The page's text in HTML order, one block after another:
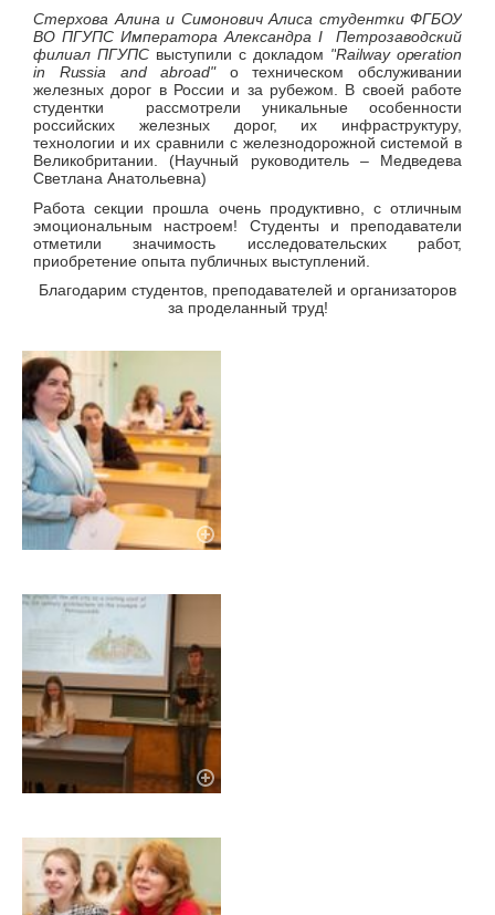
Стерхова Алина и Симонович Алиса студентки ФГБОУ
ВО ПГУПС Императора Александра I Петрозаводский
филиал ПГУПС выступили с докладом "Railway operation
in
Russia and abroad"о техническом обслуживании
железных дорог в России и за рубежом. В своей работе
студентки рассмотрели уникальные особенности
российских железных дорог, их инфраструктуру,
технологии и их сравнили с железнодорожной системой в
Великобритании. (Научный руководитель – Медведева
Светлана Анатольевна)
Работа секции прошла очень продуктивно, с отличным
эмоциональным настроем! Студенты и преподаватели
отметили значимость исследовательских работ,
приобретение опыта публичных выступлений.
Благодарим студентов, преподавателей и организаторов
за проделанный труд!